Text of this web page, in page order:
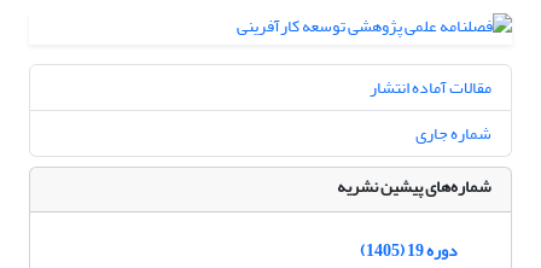
مقالات آماده انتشار
شماره جاری
شماره‌های پیشین نشریه
دوره 19 (1405)